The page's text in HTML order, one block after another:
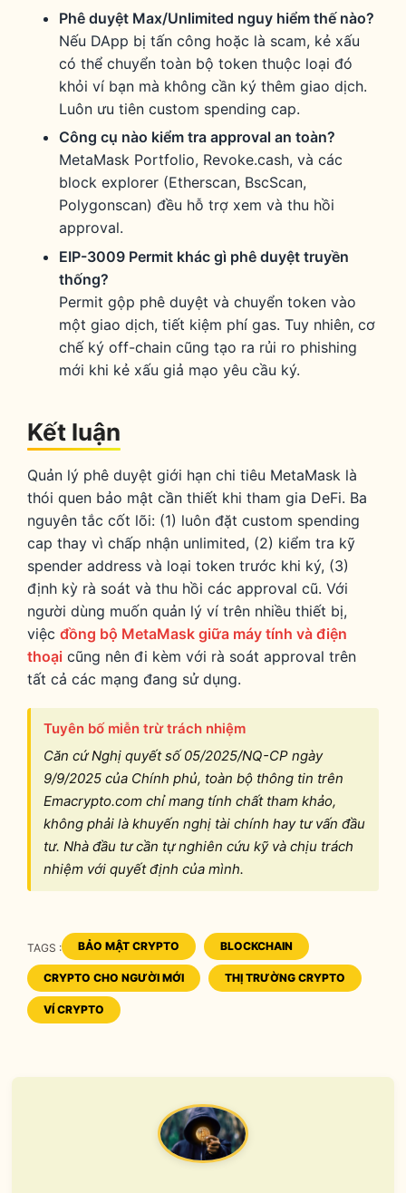
Phê duyệt Max/Unlimited nguy hiểm thế nào?
Nếu DApp bị tấn công hoặc là scam, kẻ xấu
có thể chuyển toàn bộ token thuộc loại đó
khỏi ví bạn mà không cần ký thêm giao dịch.
Luôn ưu tiên custom spending cap.
Công cụ nào kiểm tra approval an toàn?
MetaMask Portfolio, Revoke.cash, và các
block explorer (Etherscan, BscScan,
Polygonscan) đều hỗ trợ xem và thu hồi
approval.
EIP-3009 Permit khác gì phê duyệt truyền
thống?
Permit gộp phê duyệt và chuyển token vào
một giao dịch, tiết kiệm phí gas. Tuy nhiên, cơ
chế ký off-chain cũng tạo ra rủi ro phishing
mới khi kẻ xấu giả mạo yêu cầu ký.
Kết luận
Quản lý phê duyệt giới hạn chi tiêu MetaMask là
thói quen bảo mật cần thiết khi tham gia DeFi. Ba
nguyên tắc cốt lõi: (1) luôn đặt custom spending
cap thay vì chấp nhận unlimited, (2) kiểm tra kỹ
spender address và loại token trước khi ký, (3)
định kỳ rà soát và thu hồi các approval cũ. Với
người dùng muốn quản lý ví trên nhiều thiết bị,
việc đồng bộ MetaMask giữa máy tính và điện
thoại cũng nên đi kèm với rà soát approval trên
tất cả các mạng đang sử dụng.
Tuyên bố miễn trừ trách nhiệm
Căn cứ Nghị quyết số 05/2025/NQ-CP ngày
9/9/2025 của Chính phủ, toàn bộ thông tin trên
Emacrypto.com chỉ mang tính chất tham khảo,
không phải là khuyến nghị tài chính hay tư vấn đầu
tư. Nhà đầu tư cần tự nghiên cứu kỹ và chịu trách
nhiệm với quyết định của mình.
TAGS :
TAGS
BẢO MẬT CRYPTO BLOCKCHAIN
CRYPTO CHO NGƯỜI MỚI THỊ TRƯỜNG CRYPTO
VÍ CRYPTO